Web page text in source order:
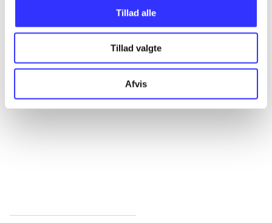
Tillad alle
Tillad valgte
Afvis
...
...